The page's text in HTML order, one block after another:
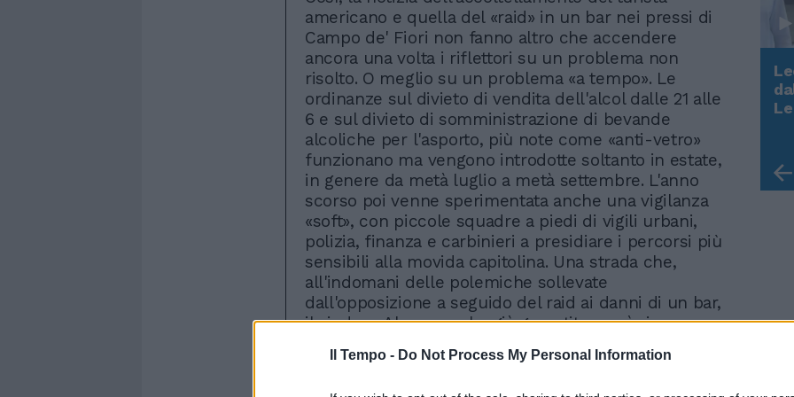
Il Tempo - Do Not Process My Personal Information
americano e quella del «raid» in un bar nei pressi di
Campo de' Fiori non fanno altro che accendere
ancora una volta i riflettori su un problema non
risolto. O meglio su un problema «a tempo». Le
ordinanze sul divieto di vendita dell'alcol dalle 21 alle
6 e sul divieto di somministrazione di bevande
alcoliche per l'asporto, più note come «anti-vetro»
funzionano ma vengono introdotte soltanto in estate,
in genere da metà luglio a metà settembre. L'anno
scorso poi venne sperimentata anche una vigilanza
«soft», con piccole squadre a piedi di vigili urbani,
polizia, finanza e carbinieri a presidiare i percorsi più
sensibili alla movida capitolina. Una strada che,
all'indomani delle polemiche sollevate
dall'opposizione a seguido del raid ai danni di un bar,
il sindaco Alemanno ha già garantito verrà ripercorsa.
movida romana. Stiamo entrando nella stagione
Rudy Giuliani a Come States?
Trump, Meloni e la strategia
americana